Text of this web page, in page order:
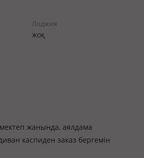
Лоджия
жоқ
жанында, аялдама
каспиден заказ бергемін